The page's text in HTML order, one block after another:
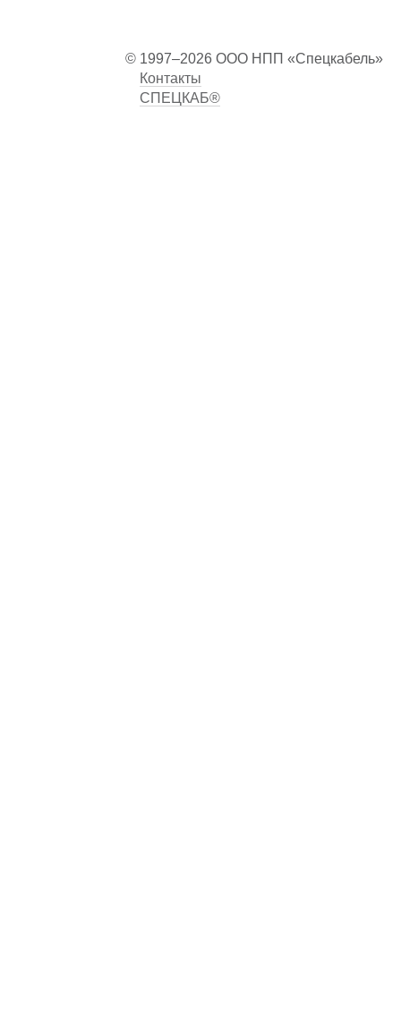
© 1997–2026 ООО НПП «Спецкабель»
Контакты
СПЕЦКАБ®